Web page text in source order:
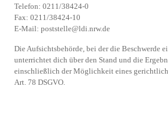
Telefon: 0211/38424-0
Fax: 0211/38424-10
E-Mail: poststelle@ldi.nrw.de
Die Aufsichtsbehörde, bei der die Beschwerde
unterrichtet dich über den Stand und die
einschließlich der Möglichkeit eines
Art. 78 DSGVO.